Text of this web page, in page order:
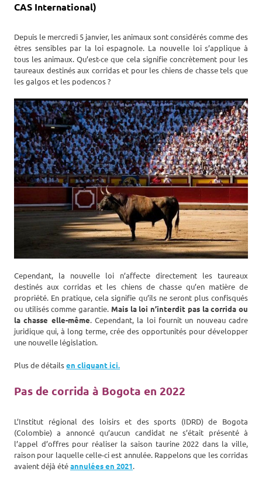
CAS International)
Depuis le mercredi 5 janvier, les animaux sont considérés comme des
êtres sensibles par la loi espagnole. La nouvelle loi s’applique à
tous les animaux. Qu’est-ce que cela signifie concrètement pour les
taureaux destinés aux corridas et pour les chiens de chasse tels que
les galgos et les podencos ?
Cependant, la nouvelle loi n’affecte directement les taureaux
destinés aux corridas et les chiens de chasse qu’en matière de
propriété. En pratique, cela signifie qu’ils ne seront plus confisqués
ou utilisés comme garantie. Mais la loi n’interdit pas la corrida ou
la chasse elle-même. Cependant, la loi fournit un nouveau cadre
juridique qui, à long terme, crée des opportunités pour développer
une nouvelle législation.
Plus de détailsen cliquant ici.
Pas de corrida à Bogota en 2022
L’Institut régional des loisirs et des sports (IDRD) de Bogota
(Colombie) a annoncé qu’aucun candidat ne s’était présenté à
l’appel d’offres pour réaliser la saison taurine 2022 dans la ville,
raison pour laquelle celle-ci est annulée. Rappelons que les corridas
avaient déjà étéannulées en 2021.